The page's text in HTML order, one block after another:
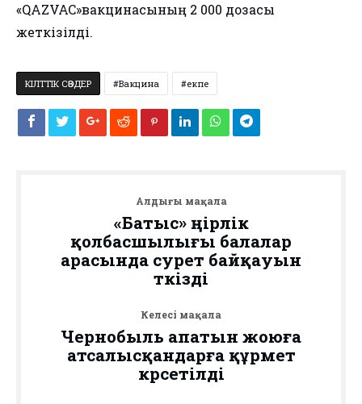
«QAZVAC»вакцинасының 2 000 дозасы
жеткізілді.
КІЛТТІК СӨЗДЕР Вакцина екпе
Алдыңғы мақала
«Батыс» өңірлік
қолбасшылығы балалар
арасында сурет байқауын
өткізді
Келесі мақала
Чернобыль апатын жоюға
атсалысқандарға құрмет
көрсетілді